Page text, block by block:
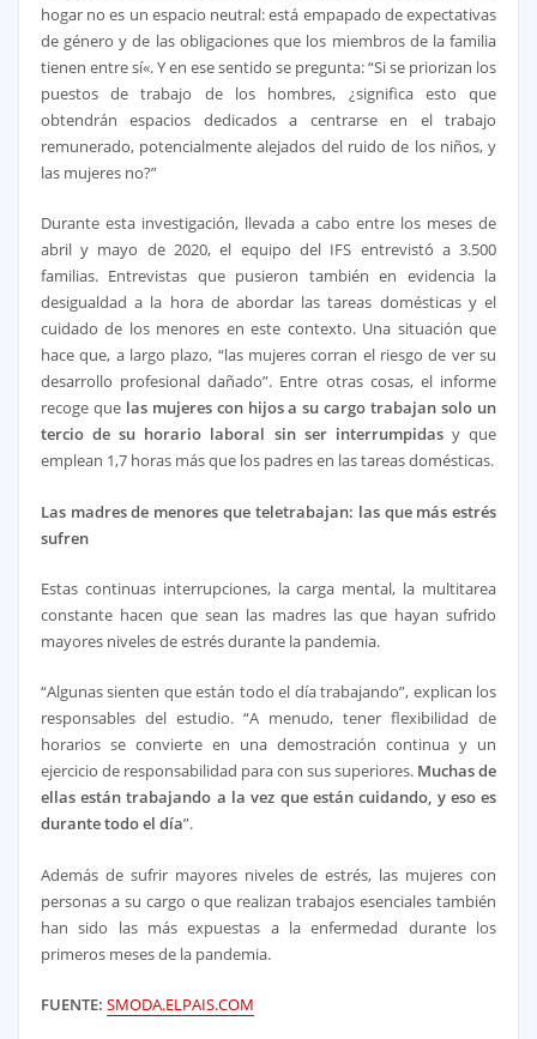
hogar no es un espacio neutral: está empapado de expectativas
de género y de las obligaciones que los miembros de la familia
tienen entre sí«. Y en ese sentido se pregunta: “Si se priorizan los
puestos de trabajo de los hombres, ¿significa esto que
obtendrán espacios dedicados a centrarse en el trabajo
remunerado, potencialmente alejados del ruido de los niños, y
las mujeres no?”
Durante esta investigación, llevada a cabo entre los meses de
abril y mayo de 2020, el equipo del IFS entrevistó a 3.500
familias. Entrevistas que pusieron también en evidencia la
desigualdad a la hora de abordar las tareas domésticas y el
cuidado de los menores en este contexto. Una situación que
hace que, a largo plazo, “las mujeres corran el riesgo de ver su
desarrollo profesional dañado”. Entre otras cosas, el informe
recoge que las mujeres con hijos a su cargo trabajan solo un
tercio de su horario laboral sin ser interrumpidas y que
emplean 1,7 horas más que los padres en las tareas domésticas.
Las madres de menores que teletrabajan: las que más estrés
sufren
Estas continuas interrupciones, la carga mental, la multitarea
constante hacen que sean las madres las que hayan sufrido
mayores niveles de estrés durante la pandemia.
“Algunas sienten que están todo el día trabajando”, explican los
responsables del estudio. “A menudo, tener flexibilidad de
horarios se convierte en una demostración continua y un
ejercicio de responsabilidad para con sus superiores. Muchas de
ellas están trabajando a la vez que están cuidando, y eso es
durante todo el día”.
Además de sufrir mayores niveles de estrés, las mujeres con
personas a su cargo o que realizan trabajos esenciales también
han sido las más expuestas a la enfermedad durante los
primeros meses de la pandemia.
FUENTE: SMODA.ELPAIS.COM